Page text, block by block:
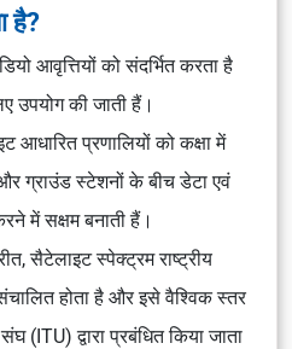
है?
आवृत्तियों को संदर्भित करता है
उपयोग की जाती हैं।
आधारित प्रणालियों को कक्षा में
ग्राउंड स्टेशनों के बीच डेटा एवं
में सक्षम बनाती हैं।
सैटेलाइट स्पेक्ट्रम राष्ट्रीय
होता है और इसे वैश्विक स्तर
(ITU) द्वारा प्रबंधित किया जाता